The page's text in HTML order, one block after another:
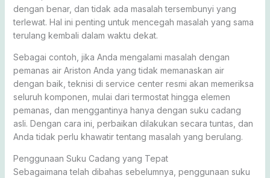
dengan benar, dan tidak ada masalah tersembunyi yang
terlewat. Hal ini penting untuk mencegah masalah yang sama
terulang kembali dalam waktu dekat.
Sebagai contoh, jika Anda mengalami masalah dengan
pemanas air Ariston Anda yang tidak memanaskan air
dengan baik, teknisi di service center resmi akan memeriksa
seluruh komponen, mulai dari termostat hingga elemen
pemanas, dan menggantinya hanya dengan suku cadang
asli. Dengan cara ini, perbaikan dilakukan secara tuntas, dan
Anda tidak perlu khawatir tentang masalah yang berulang.
Penggunaan Suku Cadang yang Tepat
Sebagaimana telah dibahas sebelumnya, penggunaan suku